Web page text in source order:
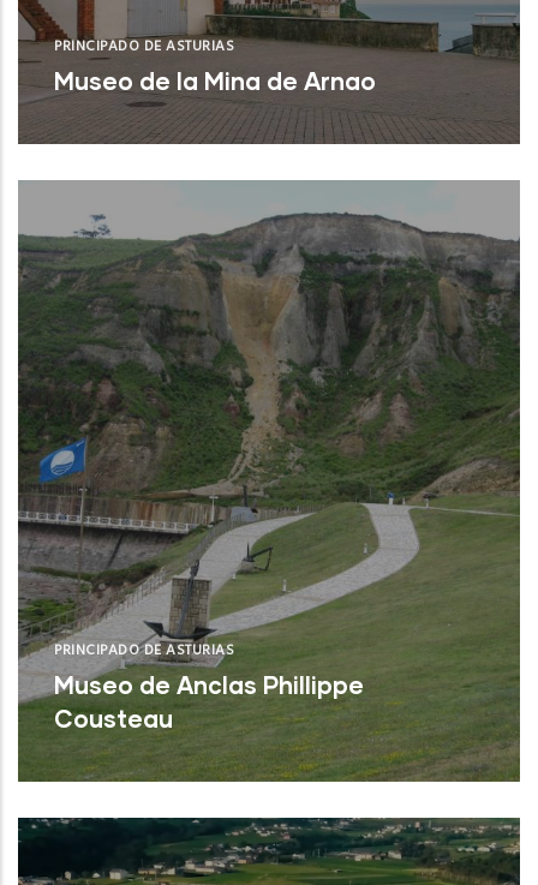
PRINCIPADO DE ASTURIAS
Museo de la Mina de Arnao
Castrillón (Asturias)
PRINCIPADO DE ASTURIAS
Museo de Anclas Phillippe
Cousteau
Castrillón (Asturias)